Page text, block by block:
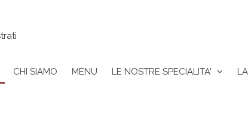
CHI SIAMO MENU LE NOSTRE SPECIALITA' LA